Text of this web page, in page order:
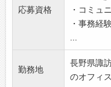
・検針デ
請求書作
・お客様
送、デー
・電気料
提出
応募資格
・コミュ
・事務経
...
勤務地
長野県諏
のオフィス